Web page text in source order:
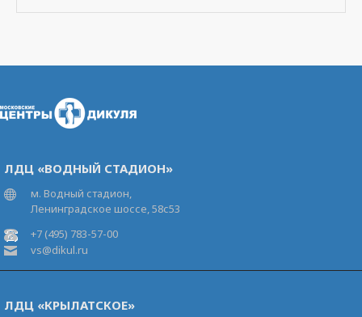
ЛДЦ «ВОДНЫЙ СТАДИОН»
м. Водный стадион,
Ленинградское шоссе, 58с53
+7 (495) 783-57-00
vs@dikul.ru
ЛДЦ «КРЫЛАТСКОЕ»